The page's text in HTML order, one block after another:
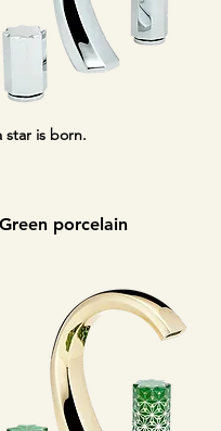
star is born.
porcelain